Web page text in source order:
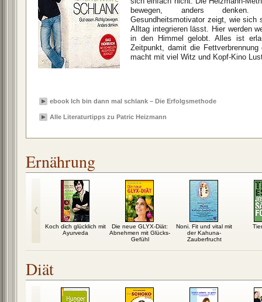
bewegen, anders denken.
Gesundheitsmotivator zeigt, wie sich
Alltag integrieren lässt. Hier werden
in den Himmel gelobt. Alles ist
Zeitpunkt, damit die
macht mit viel Witz und Kopf-Kino
ebook Ich bin dann mal schlank – Die Erfolgsmethode
Alle Literaturtipps zu Patric Heizmann
Ernährung
Koch dich glücklich mit
Ayurveda
Die neue GLYX-Diät:
Abnehmen mit Glücks-
Gefühl
Noni. Fit und vital mit
der Kahuna-
Zauberfrucht
Diät